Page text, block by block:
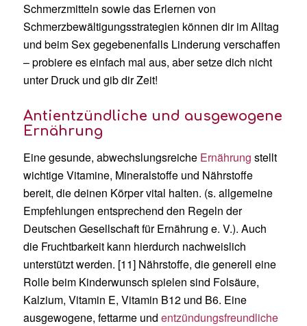
Schmerzmitteln sowie das Erlernen von
Schmerzbewältigungsstrategien können dir im Alltag
und beim Sex gegebenenfalls Linderung verschaffen
– probiere es einfach mal aus, aber setze dich nicht
unter Druck und gib dir Zeit!
Antientzündliche und ausgewogene
Ernährung
Eine gesunde, abwechslungsreiche Ernährung stellt
wichtige Vitamine, Mineralstoffe und Nährstoffe
bereit, die deinen Körper vital halten. (s. allgemeine
Empfehlungen entsprechend den Regeln der
Deutschen Gesellschaft für Ernährung e. V.). Auch
die Fruchtbarkeit kann hierdurch nachweislich
unterstützt werden. [11] Nährstoffe, die generell eine
Rolle beim Kinderwunsch spielen sind Folsäure,
Kalzium, Vitamin E, Vitamin B12 und B6. Eine
ausgewogene, fettarme und entzündungsfreundliche